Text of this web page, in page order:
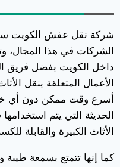
الشركات في هذا المجال،
داخل الكويت بفضل فريق
الأعمال المتعلقة بنقل
أسرع وقت ممكن دون أي
الحديثة التي يتم
الأثاث الكبيرة والقابلة
كما إنها تتمتع بسمعة